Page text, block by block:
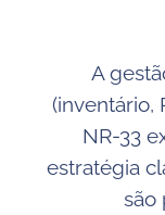
A
(inventário,
NR-33
estratégia
são